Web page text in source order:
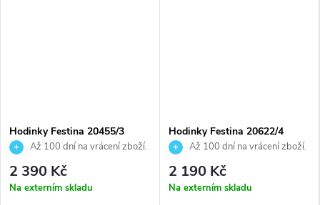
Hodinky Festina 20455/3
Až 100 dní na vrácení zboží.
Autorizovaný prodejce.
2 390 Kč
Na externím skladu
Hodinky Festina 20622/4
Až 100 dní na vrácení zboží.
Autorizovaný prodejce.
2 190 Kč
Na externím skladu